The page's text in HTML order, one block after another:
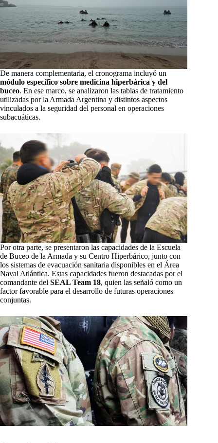
De manera complementaria, el cronograma incluyó un
módulo específico sobre medicina hiperbárica y del
buceo. En ese marco, se analizaron las tablas de tratamiento
utilizadas por la Armada Argentina y distintos aspectos
vinculados a la seguridad del personal en operaciones
subacuáticas.
Por otra parte, se presentaron las capacidades de la Escuela
de Buceo de la Armada y su Centro Hiperbárico, junto con
los sistemas de evacuación sanitaria disponibles en el Área
Naval Atlántica. Estas capacidades fueron destacadas por el
comandante del SEAL Team 18, quien las señaló como un
factor favorable para el desarrollo de futuras operaciones
conjuntas.